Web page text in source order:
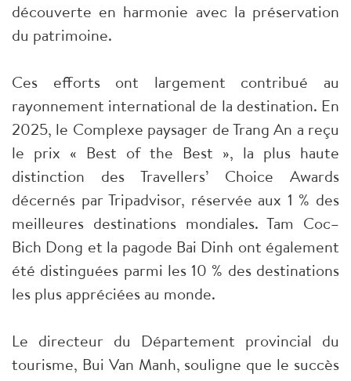
découverte en harmonie avec la préservation
du patrimoine.
Ces efforts ont largement contribué au
rayonnement international de la destination. En
2025, le Complexe paysager de Trang An a reçu
le prix « Best of the Best », la plus haute
distinction des Travellers’ Choice Awards
décernés par Tripadvisor, réservée aux 1 % des
meilleures destinations mondiales. Tam Coc–
Bich Dong et la pagode Bai Dinh ont également
été distinguées parmi les 10 % des destinations
les plus appréciées au monde.
Le directeur du Département provincial du
tourisme, Bui Van Manh, souligne que le succès